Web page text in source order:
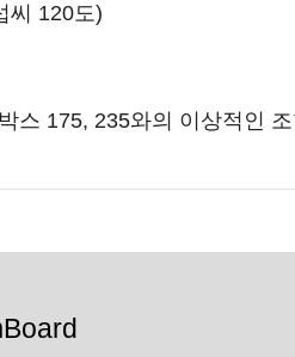
씨 120도)
박스 175, 235와의 이상적인